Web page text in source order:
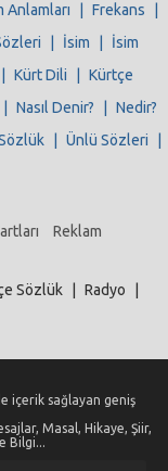
Anlamları Frekans
İsim
İsim
Kürt Dili
Kürtçe
Nasıl Denir?
Nedir?
Ünlü Sözleri
Reklam
Sözlük Radyo
içerik sağlayan geniş
Masal, Hikaye, Şiir,
Bilgi...